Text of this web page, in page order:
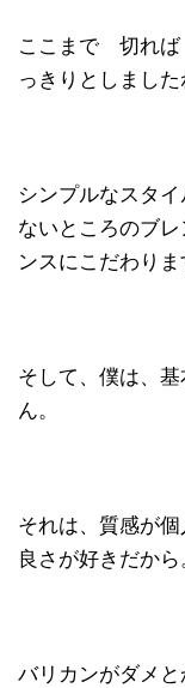
ここまで 切れ
っきりとしました
シンプルなスタ
ないところのブ
ンスにこだわりま
そして、僕は、
ん。
それは、質感が
良さが好きだから
バリカンがダメ